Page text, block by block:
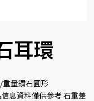
耳環
量鑽石圓形
息資料僅供參考 石重差